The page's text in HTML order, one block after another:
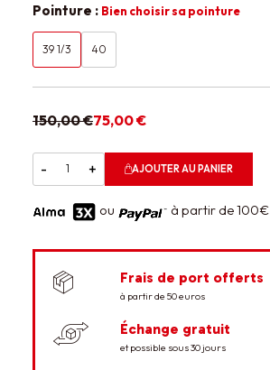
Pointure : Bien choisir sa pointure
39 1/3 40
150,00 €75,00 €
- + AJOUTER AU PANIER
ou à partir de 100€
Frais de port offerts
à partir de 50 euros
Échange gratuit
et possible sous 30 jours